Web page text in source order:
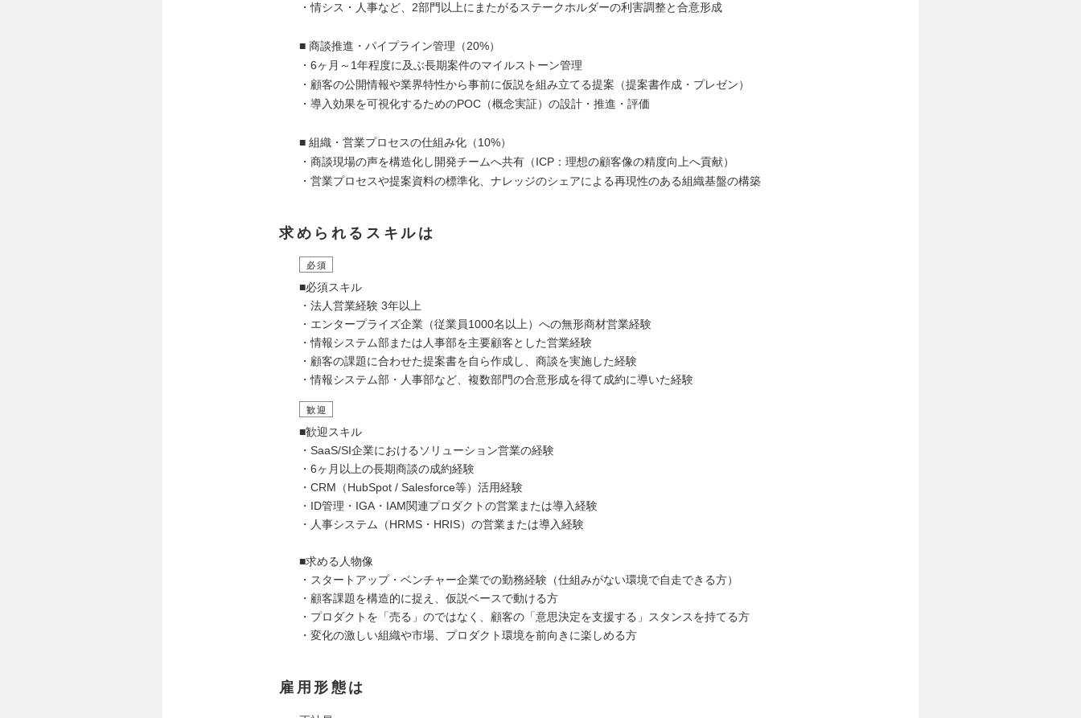
・情シス・人事など、2部門以上にまたがるステークホルダーの利害調整と合意形成
■ 商談推進・パイプライン管理（20%）
・6ヶ月～1年程度に及ぶ長期案件のマイルストーン管理
・顧客の公開情報や業界特性から事前に仮説を組み立てる提案（提案書作成・プレゼン）
・導入効果を可視化するためのPOC（概念実証）の設計・推進・評価
■ 組織・営業プロセスの仕組み化（10%）
・商談現場の声を構造化し開発チームへ共有（ICP：理想の顧客像の精度向上へ貢献）
・営業プロセスや提案資料の標準化、ナレッジのシェアによる再現性のある組織基盤の構築
求められるスキルは
必須
■必須スキル
・法人営業経験 3年以上
・エンタープライズ企業（従業員1000名以上）への無形商材営業経験
・情報システム部または人事部を主要顧客とした営業経験
・顧客の課題に合わせた提案書を自ら作成し、商談を実施した経験
・情報システム部・人事部など、複数部門の合意形成を得て成約に導いた経験
歓迎
■歓迎スキル
・SaaS/SI企業におけるソリューション営業の経験
・6ヶ月以上の長期商談の成約経験
・CRM（HubSpot / Salesforce等）活用経験
・ID管理・IGA・IAM関連プロダクトの営業または導入経験
・人事システム（HRMS・HRIS）の営業または導入経験
■求める人物像
・スタートアップ・ベンチャー企業での勤務経験（仕組みがない環境で自走できる方）
・顧客課題を構造的に捉え、仮説ベースで動ける方
・プロダクトを「売る」のではなく、顧客の「意思決定を支援する」スタンスを持てる方
・変化の激しい組織や市場、プロダクト環境を前向きに楽しめる方
雇用形態は